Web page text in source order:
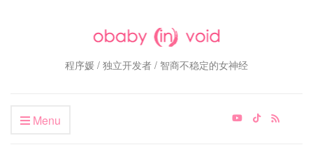
程序媛 / 独立开发者 / 智商不稳定的女神经
Menu